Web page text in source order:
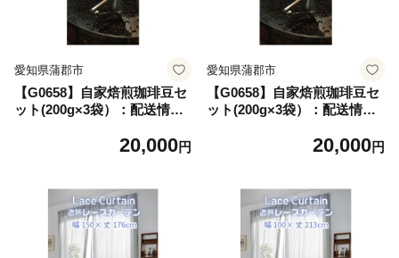
愛知県蒲郡市
【G0658】自家焙煎珈琲豆セ
ット(200g×3袋）：配送情報
20,000円
愛知県蒲郡市
【G0658】自家焙煎珈琲豆セ
ット(200g×3袋）：配送情報
20,000円